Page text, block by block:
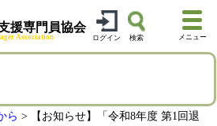
援専門員協会
Association ログイン 検索 メニュー
ら >
【お知らせ】「令和8年度 第1回退